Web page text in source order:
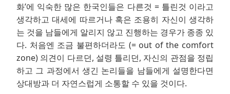
화’에 익숙한 많은 한국인들은 다른것 = 틀린것 이라고
생각하고 대세에 따르거나 혹은 조용히 자신이 생각하
는 것을 남들에게 알리지 않고 진행하는 경우가 종종 있
다. 처음엔 조금 불편하더라도 (= out of the comfort
zone) 의견이 다르던, 설령 틀리던, 자신의 관점을 정립
하고 그 과정에서 생긴 논리들을 남들에게 설명한다면
상대방과 더 자연스럽게 소통할 수 있을 것이다.